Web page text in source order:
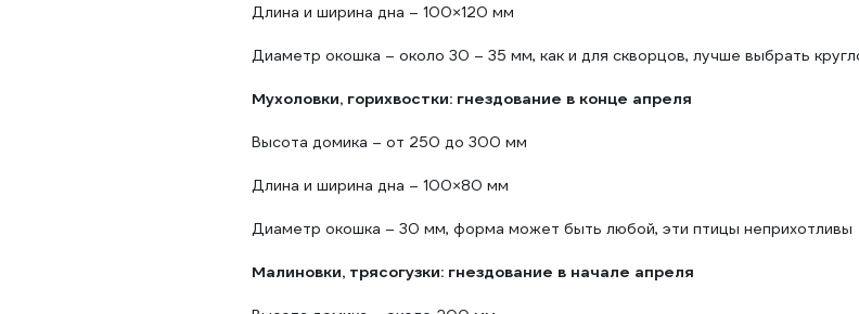
Длина и ширина дна – 100×120 мм
Диаметр окошка – около 30 – 35 мм, как и для скворцов, лучше выбрать
Мухоловки, горихвостки: гнездование в конце апреля
Высота домика – от 250 до 300 мм
Длина и ширина дна – 100×80 мм
Диаметр окошка – 30 мм, форма может быть любой, эти птицы неприхотливы
Малиновки, трясогузки: гнездование в начале апреля